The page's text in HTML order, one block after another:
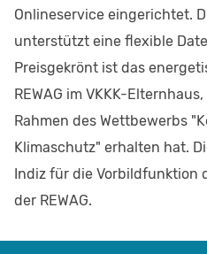
Onlineservice eingerichtet.
unterstützt eine flexible
Preisgekrönt ist das
REWAG im VKKK-
Rahmen des Wettbewerbs
Klimaschutz" erhalten hat.
Indiz für die Vorbildfunktion
der REWAG.